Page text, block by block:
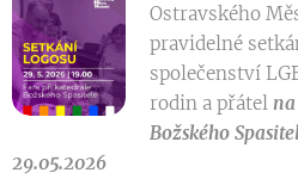
Ostravského
pravidelné
společenství
rodin a přátel
Božského
29.05.2026